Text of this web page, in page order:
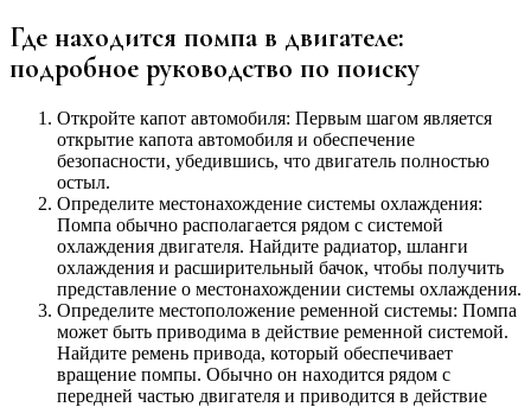
Где находится помпа в двигателе:
подробное руководство по поиску
Откройте капот автомобиля: Первым шагом является
открытие капота автомобиля и обеспечение
безопасности, убедившись, что двигатель полностью
остыл.
Определите местонахождение системы охлаждения:
Помпа обычно располагается рядом с системой
охлаждения двигателя. Найдите радиатор, шланги
охлаждения и расширительный бачок, чтобы получить
представление о местонахождении системы охлаждения.
Определите местоположение ременной системы: Помпа
может быть приводима в действие ременной системой.
Найдите ремень привода, который обеспечивает
вращение помпы. Обычно он находится рядом с
передней частью двигателя и приводится в действие